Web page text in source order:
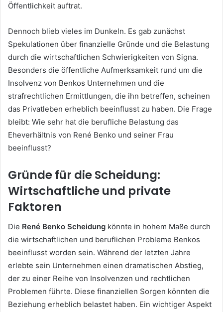
Öffentlichkeit auftrat.
Dennoch blieb vieles im Dunkeln. Es gab zunächst
Spekulationen über finanzielle Gründe und die Belastung
durch die wirtschaftlichen Schwierigkeiten von Signa.
Besonders die öffentliche Aufmerksamkeit rund um die
Insolvenz von Benkos Unternehmen und die
strafrechtlichen Ermittlungen, die ihn betreffen, scheinen
das Privatleben erheblich beeinflusst zu haben. Die Frage
bleibt: Wie sehr hat die berufliche Belastung das
Eheverhältnis von René Benko und seiner Frau
beeinflusst?
Gründe für die Scheidung:
Wirtschaftliche und private
Faktoren
Die René Benko Scheidung könnte in hohem Maße durch
die wirtschaftlichen und beruflichen Probleme Benkos
beeinflusst worden sein. Während der letzten Jahre
erlebte sein Unternehmen einen dramatischen Abstieg,
der zu einer Reihe von Insolvenzen und rechtlichen
Problemen führte. Diese finanziellen Sorgen könnten die
Beziehung erheblich belastet haben. Ein wichtiger Aspekt